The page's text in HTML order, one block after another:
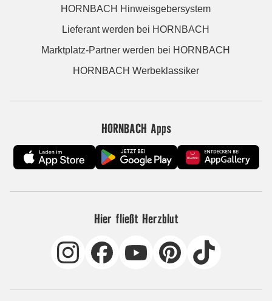
HORNBACH Hinweisgebersystem
Lieferant werden bei HORNBACH
Marktplatz-Partner werden bei HORNBACH
HORNBACH Werbeklassiker
HORNBACH Apps
Hier fließt Herzblut